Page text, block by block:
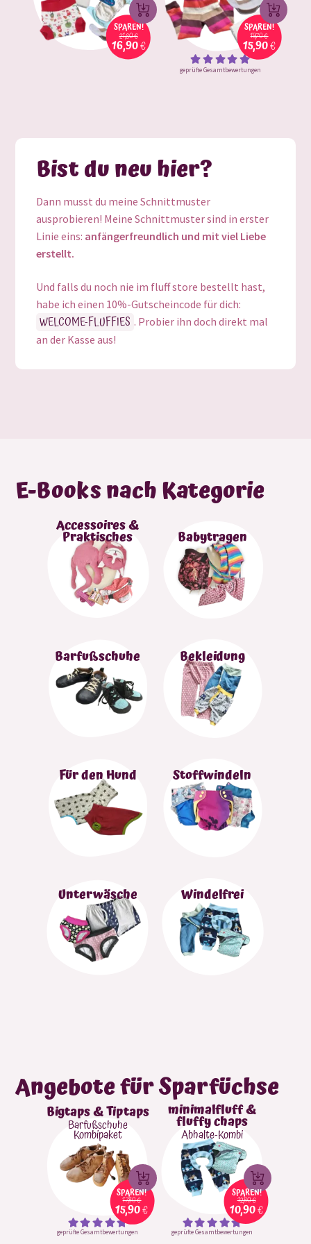
W
o
b
W
o
r
b
SPAREN!
21,60€
Ursprünglicher
16,90€
Aktueller
16,90 €.
e
n
a
n
o
r
Bewertet
geprüfte Gesamtbewertungen
SPAREN!
19,70€
Preis
15,90€
15,90 €.
e
n
a
r
n
k
r
Bist du neu hier?
Dann musst du meine Schnittmuster
ausprobieren! Meine Schnittmuster sind in erster
Linie eins: anfängerfreundlich und mit viel Liebe
erstellt.
Und falls du noch nie im fluff store bestellt hast,
habe ich einen 10%-Gutscheincode für dich:
WELCOME-FLUFFIES . Probier ihn doch direkt mal
an der Kasse aus!
E-Books nach Kategorie
Accessoires &
Praktisches Babytragen
Barfußschuhe Bekleidung
Für den Hund Stoffwindeln
Unterwäsche Windelfrei
Angebote für Sparfüchse
Bigtaps & Tiptaps
Barfußschuhe
Kombipaket
Bewertet
geprüfte Gesamtbewertungen
SPAREN!
17,80€
Ursprünglicher
15,90€
Aktueller
minimalfluff &
fluffy chaps
Abhalte-Kombi
Bewertet
geprüfte Gesamtbewertungen
SPAREN!
12,80€
10,90€
Aktueller